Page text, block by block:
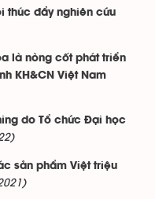
thúc đẩy nghiên cứu
là nòng cốt phát triển
KH&CN Việt Nam
do Tổ chức Đại học
sản phẩm Việt triệu